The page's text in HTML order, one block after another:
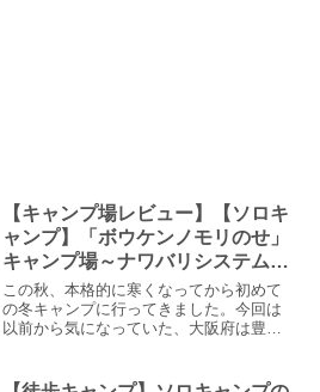
【キャンプ場レビュー】【ソロキ
ャンプ】「ボウケンノモリのせ」
キャンプ場～ナワバリシステムの
特徴～
この秋、本格的に寒くなってから初めて
の冬キャンプに行ってきました。今回は
以前から気になっていた、大阪府は豊能
した。今回の記事では、「ボウケンノモ